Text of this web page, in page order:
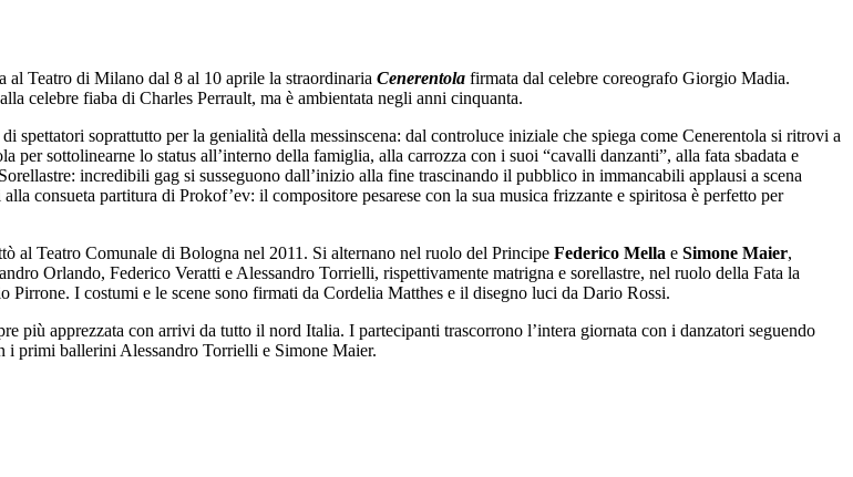
al Teatro di Milano dal 8 al 10 aprile la straordinaria Cenerentola firmata dal celebre coreografo Giorgio Madia.
celebre fiaba di Charles Perrault, ma è ambientata negli anni cinquanta.
spettatori soprattutto per la genialità della messinscena: dal controluce iniziale che spiega come Cenerentola si ritrovi a
per sottolinearne lo status all’interno della famiglia, alla carrozza con i suoi “cavalli danzanti”, alla fata sbadata e
incredibili gag si susseguono dall’inizio alla fine trascinando il pubblico in immancabili applausi a scena
consueta partitura di Prokof’ev: il compositore pesarese con la sua musica frizzante e spiritosa è perfetto per
al Teatro Comunale di Bologna nel 2011. Si alternano nel ruolo del Principe Federico Mella e Simone Maier,
Orlando, Federico Veratti e Alessandro Torrielli, rispettivamente matrigna e sorellastre, nel ruolo della Fata la
I costumi e le scene sono firmati da Cordelia Matthes e il disegno luci da Dario Rossi.
più apprezzata con arrivi da tutto il nord Italia. I partecipanti trascorrono l’intera giornata con i danzatori seguendo
i primi ballerini Alessandro Torrielli e Simone Maier.